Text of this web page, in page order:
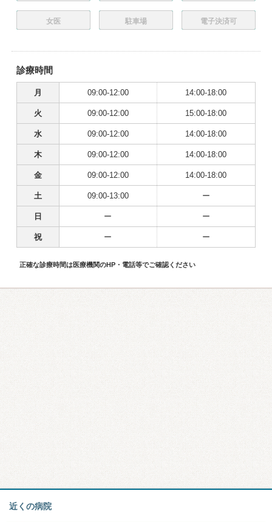
女医 駐車場 電子決済可
診療時間
月 09:00-12:00 14:00-18:00
火 09:00-12:00 15:00-18:00
水 09:00-12:00 14:00-18:00
木 09:00-12:00 14:00-18:00
金 09:00-12:00 14:00-18:00
土 09:00-13:00 ー
日 ー ー
祝 ー ー
正確な診療時間は医療機関のHP・電話等でご確認ください
近くの病院